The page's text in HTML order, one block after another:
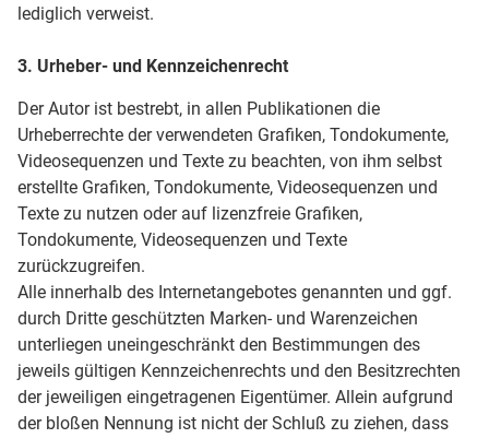
lediglich verweist.
3. Urheber- und Kennzeichenrecht
Der Autor ist bestrebt, in allen Publikationen die
Urheberrechte der verwendeten Grafiken, Tondokumente,
Videosequenzen und Texte zu beachten, von ihm selbst
erstellte Grafiken, Tondokumente, Videosequenzen und
Texte zu nutzen oder auf lizenzfreie Grafiken,
Tondokumente, Videosequenzen und Texte
zurückzugreifen.
Alle innerhalb des Internetangebotes genannten und ggf.
durch Dritte geschützten Marken- und Warenzeichen
unterliegen uneingeschränkt den Bestimmungen des
jeweils gültigen Kennzeichenrechts und den Besitzrechten
der jeweiligen eingetragenen Eigentümer. Allein aufgrund
der bloßen Nennung ist nicht der Schluß zu ziehen, dass